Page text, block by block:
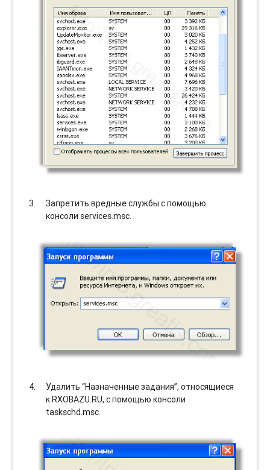
Запретить вредные службы с помощью
консоли services.msc.
Удалить “Назначенные задания”, относящиеся
к RXOBAZU.RU, с помощью консоли
taskschd.msc.